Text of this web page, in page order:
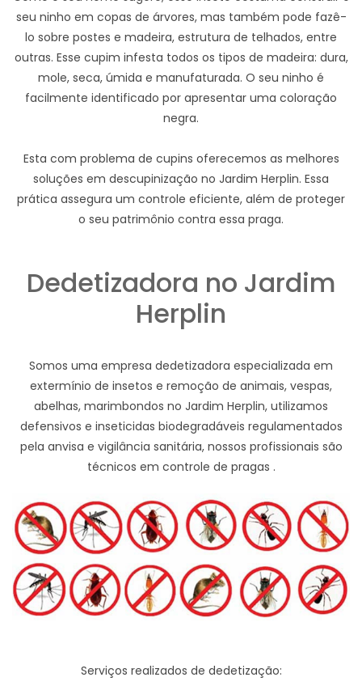
seu ninho em copas de árvores, mas também pode fazê-
lo sobre postes e madeira, estrutura de telhados, entre
outras. Esse cupim infesta todos os tipos de madeira: dura,
mole, seca, úmida e manufaturada. O seu ninho é
facilmente identificado por apresentar uma coloração
negra.
Esta com problema de cupins oferecemos as melhores
soluções em descupinização no Jardim Herplin. Essa
prática assegura um controle eficiente, além de proteger
o seu patrimônio contra essa praga.
Dedetizadora no Jardim
Herplin
Somos uma empresa dedetizadora especializada em
extermínio de insetos e remoção de animais, vespas,
abelhas, marimbondos no Jardim Herplin, utilizamos
defensivos e inseticidas biodegradáveis regulamentados
pela anvisa e vigilância sanitária, nossos profissionais são
técnicos em controle de pragas .
Serviços realizados de dedetização: